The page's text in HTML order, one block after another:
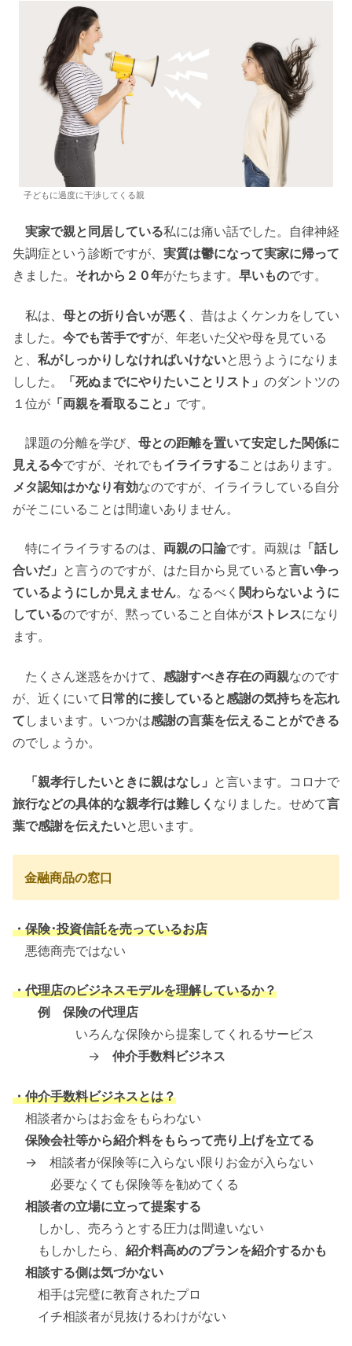
子どもに過度に干渉してくる親
実家で親と同居している私には痛い話でした。自律神経
失調症という診断ですが、 実質は鬱になって実家に帰って
きました。 それから２０年がたちます。 早いものです。
私は、 母との折り合いが悪く
、昔はよくケンカをしてい
ました。 今でも苦手ですが、年老いた父や母を見ている
と、 私がしっかりしなければいけないと思うようになりま
しした。
「死ぬまでにやりたいことリスト」 のダントツの
１位が 「両親を看取ること」 です。
課題の分離を学び、 母との距離を置いて安定した関係に
見える今ですが、それでもイライラすることはあります。
メタ認知はかなり有効なのですが、イライラしている自分
がそこにいることは間違いありません。
特にイライラするのは、 両親の口論です。両親は 「話し
合いだ」 と言うのですが、はた目から見ていると言い争っ
ているようにしか見えません。なるべく 関わらないように
しているのですが、黙っていること自体がストレスになり
ます。
たくさん迷惑をかけて、 感謝すべき存在の両親なのです
が、近くにいて 日常的に接していると感謝の気持ちを忘れ
て しまいます。いつかは感謝の言葉を伝えることができる
のでしょうか。
「親孝行したいときに親はなし」 と言います。コロナで
旅行などの具体的な親孝行は難しく なりました。せめて言
葉で感謝を伝えたいと思います。
金融商品の窓口
・保険･投資信託を売っているお店
悪徳商売ではない
・代理店のビジネスモデルを理解しているか？
例 保険の代理店
いろんな保険から提案してくれるサービス
→ 仲介手数料ビジネス
・仲介手数料ビジネスとは？
相談者からはお金をもらわない
保険会社等から紹介料をもらって売り上げを立てる
→ 相談者が保険等に入らない限りお金が入らない
必要なくても保険等を勧めてくる
相談者の立場に立って提案する
しかし、売ろうとする圧力は間違いない
もしかしたら、 紹介料高めのプランを紹介するかも
相談する側は気づかない
相手は完璧に教育されたプロ
イチ相談者が見抜けるわけがない